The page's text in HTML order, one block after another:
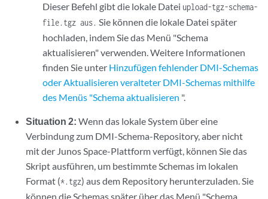
Dieser Befehl gibt die lokale Datei upload-tgz-schema-
file.tgz aus. Sie können die lokale Datei später
hochladen, indem Sie das Menü "Schema
aktualisieren" verwenden. Weitere Informationen
finden Sie unter Hinzufügen fehlender DMI-Schemas
oder Aktualisieren veralteter DMI-Schemas mithilfe
des Menüs "Schema aktualisieren ".
Situation 2:Wenn das lokale System über eine
Verbindung zum DMI-Schema-Repository, aber nicht
mit der Junos Space-Plattform verfügt, können Sie das
Skript ausführen, um bestimmte Schemas im lokalen
Format (*.tgz) aus dem Repository herunterzuladen. Sie
können die Schemas später über das Menü "Schema